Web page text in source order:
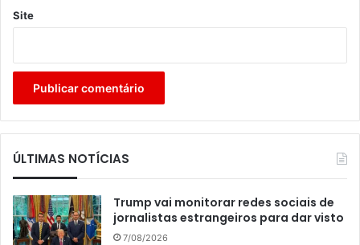
Site
ÚLTIMAS NOTÍCIAS
Trump vai monitorar redes sociais de
jornalistas estrangeiros para dar visto
7/08/2026